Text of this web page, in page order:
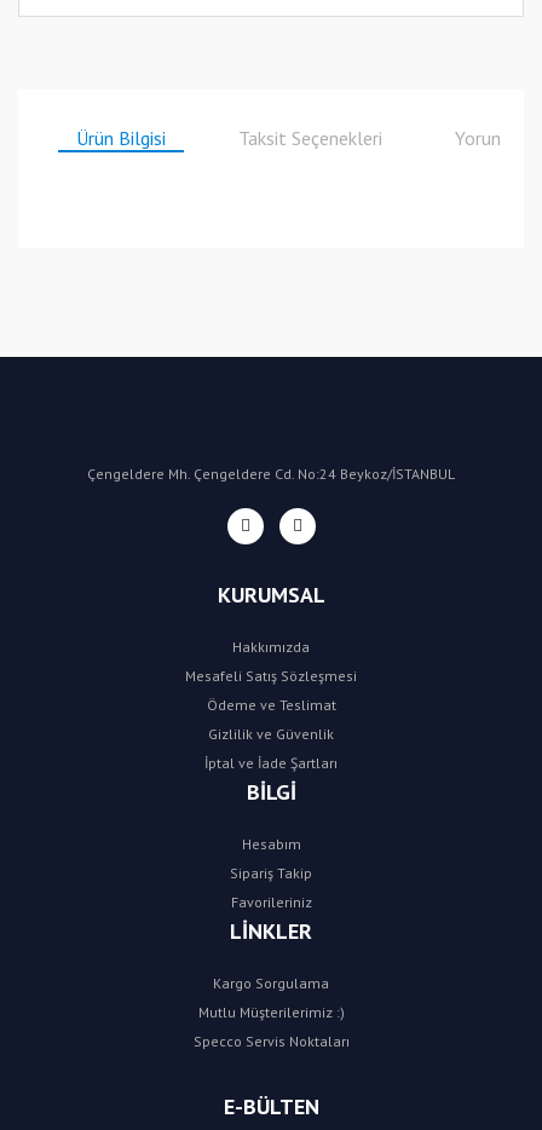
Ürün Bilgisi Taksit Seçenekleri Yorumlar
Çengeldere Mh. Çengeldere Cd. No:24 Beykoz/İSTANBUL
KURUMSAL
Hakkımızda
Mesafeli Satış Sözleşmesi
Ödeme ve Teslimat
Gizlilik ve Güvenlik
İptal ve İade Şartları
BİLGİ
Hesabım
Sipariş Takip
Favorileriniz
LİNKLER
Kargo Sorgulama
Mutlu Müşterilerimiz :)
Specco Servis Noktaları
E-BÜLTEN